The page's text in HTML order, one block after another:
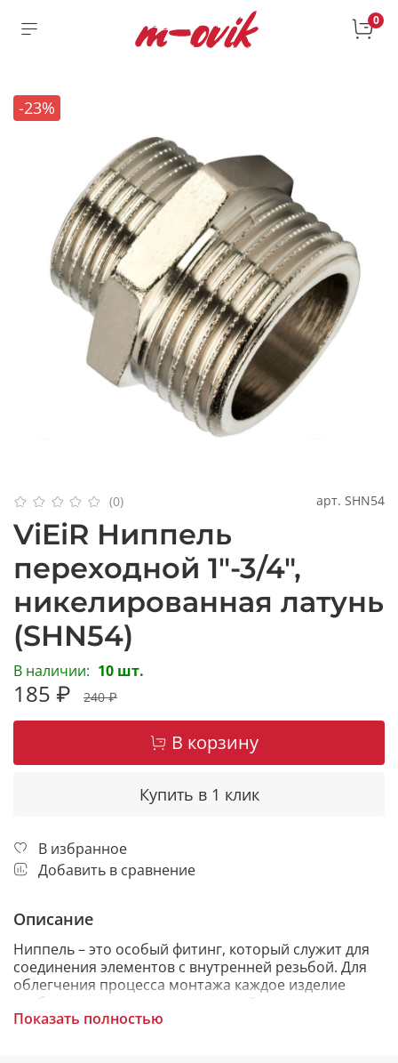
0
-23%
(0) арт. SHN54
ViEiR Ниппель
переходной 1"-3/4",
никелированная латунь
(SHN54)
В наличии: 10 шт.
185 ₽ 240 ₽
В корзину
Купить в 1 клик
В избранное
Добавить в сравнение
Описание
Ниппель – это особый фитинг, который служит для
соединения элементов с внутренней резьбой. Для
облегчения процесса монтажа каждое изделие
снабжено участком шестигранной
формы.Устанавливаются в местах при изменении
Показать полностью